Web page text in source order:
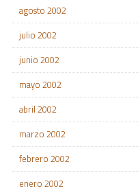
agosto 2002
julio 2002
junio 2002
mayo 2002
abril 2002
marzo 2002
febrero 2002
enero 2002